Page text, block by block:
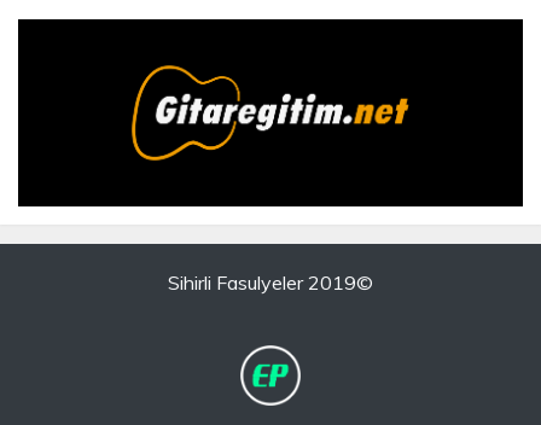
Sihirli Fasulyeler 2019©